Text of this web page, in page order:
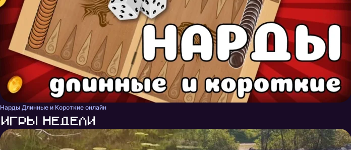
Нарды Длинные и Короткие онлайн
Игры недели